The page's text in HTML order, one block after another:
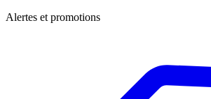
Alertes et promotions